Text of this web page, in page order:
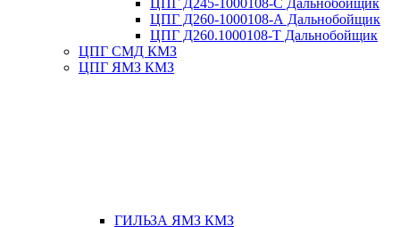
ЦПГ Д260-1000108-А Дальнобойщик
ЦПГ Д260.1000108-Т Дальнобойщик
ЦПГ СМД КМЗ
ЦПГ ЯМЗ КМЗ
ГИЛЬЗА ЯМЗ КМЗ